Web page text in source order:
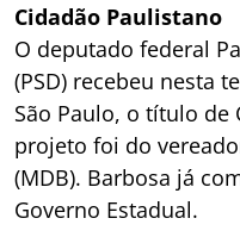
Cidadão Paulistano
O deputado federal
(PSD) recebeu nesta
São Paulo, o título de
projeto foi do
(MDB). Barbosa já
Governo Estadual.